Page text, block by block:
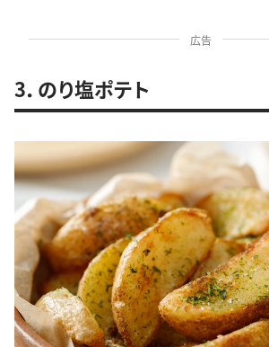
広告
3．のり塩ポテト